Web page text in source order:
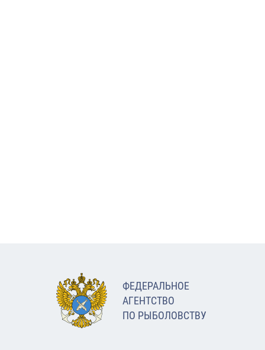
ФЕДЕРАЛЬНОЕ
АГЕНТСТВО
ПО РЫБОЛОВСТВУ